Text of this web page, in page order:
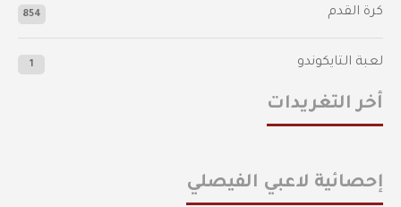
كرة القدم 854
لعبة التايكوندو 1
أخر التغريدات
إحصائية لاعبي الفيصلي